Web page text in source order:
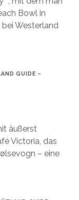
Bowl in
Westerland
GUIDE –
äußerst
Victoria, das
– eine